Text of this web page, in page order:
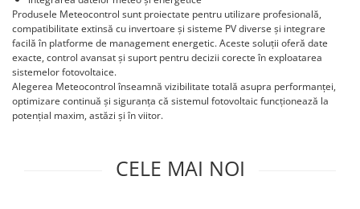
Statii de reincarcare Victron
Accesorii stocare
Cabluri cupru coaxial bransament
Cabluri cupru flexibil
Cabluri cupru nearmat
Cabluri cupru rezistente la foc
Cabluri flexibile
Cabluri flexibile plate
Cabluri medie tensiune aluminiu
Tablou organizare santier echipat
Tablou organizare santier necablat
Tub flexibil
Tub flexibil dublu perete (corugata)
Tub flexibil metalic
Releu monitorizare tensiune
Separator fuzibil
Separator fuzibil aplicatii
fotovoltaice
Sigurante fuzibile
Produsele Meteocontrol sunt proiectate pentru utilizare profesională,
compatibilitate extinsă cu invertoare și sisteme PV diverse și integrare
facilă în platforme de management energetic. Aceste soluții oferă date
exacte, control avansat și suport pentru decizii corecte în exploatarea
sistemelor fotovoltaice.
Alegerea Meteocontrol înseamnă vizibilitate totală asupra performanței,
optimizare continuă și siguranța că sistemul fotovoltaic funcționează la
potențial maxim, astăzi și în viitor.
CELE MAI NOI